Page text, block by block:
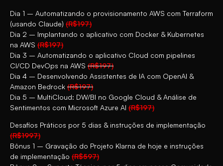
Dia 1 – Automatizando o provisionamento AWS com Terraform
(usando Claude) (R$197)
Dia 2 – Implantando o aplicativo com Docker & Kubernetes
na AWS (R$197)
Dia 3 – Automatizando o aplicativo Cloud com pipelines
CI/CD DevOps na AWS (R$197)
Dia 4 – Desenvolvendo Assistentes de IA com OpenAI &
Amazon Bedrock (R$197)
Dia 5 – MultiCloud: DW/BI no Google Cloud & Análise de
Sentimentos com Microsoft Azure AI (R$197)
Desafios Práticos por 5 dias & instruções de implementação
(R$1997)
Bônus 1 – Gravação do Projeto Klarna de hoje e instruções
de implementação (R$597)